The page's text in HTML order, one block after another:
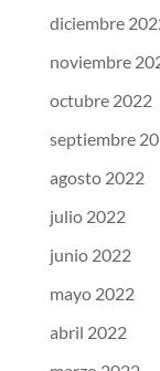
diciembre
noviembre
octubre 2022
septiembre
agosto 2022
julio 2022
junio 2022
mayo 2022
abril 2022